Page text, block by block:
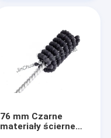
76 mm Czarne
materiały ścierne